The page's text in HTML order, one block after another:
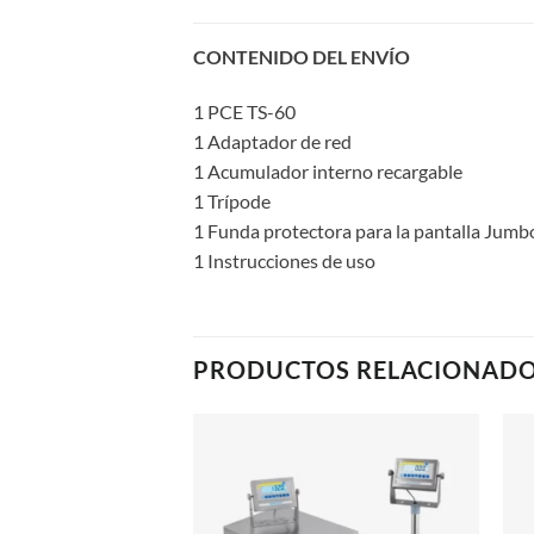
CONTENIDO DEL ENVÍO
1 PCE TS-60
1 Adaptador de red
1 Acumulador interno recargable
1 Trípode
1 Funda protectora para la pantalla
1 Instrucciones de uso
PRODUCTOS